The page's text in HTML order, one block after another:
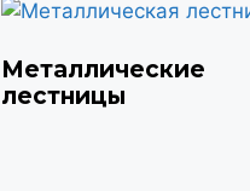
Металлические
лестницы